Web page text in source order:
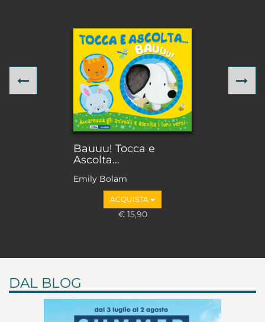
Bauuu! Tocca e
Ascolta...
Emily Bolam
ACQUISTA
€ 15,90
Previous
DAL BLOG